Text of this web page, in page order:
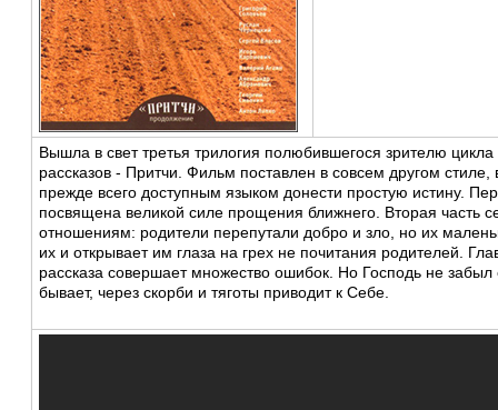
Вышла в свет третья трилогия полюбившегося зрителю
рассказов - Притчи. Фильм поставлен в совсем другом стиле,
прежде всего доступным языком донести простую истину.
посвящена великой силе прощения ближнего. Вторая часть
отношениям: родители перепутали добро и зло, но их
их и открывает им глаза на грех не почитания родителей.
рассказа совершает множество ошибок. Но Господь не забыл
бывает, через скорби и тяготы приводит к Себе.